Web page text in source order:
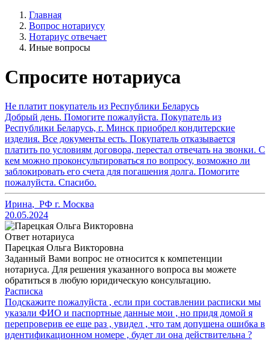
Главная
Вопрос нотариусу
Нотариус отвечает
Иные вопросы
Спросите нотариуса
Не платит покупатель из Республики Беларусь
Добрый день. Помогите пожалуйста. Покупатель из
Республики Беларусь, г. Минск приобрел кондитерские
изделия. Все документы есть. Покупатель отказывается
платить по условиям договора, перестал отвечать на звонки. С
кем можно проконсультироваться по вопросу, возможно ли
заблокировать его счета для погашения долга. Помогите
пожалуйста. Спасибо.
Ирина, РФ г. Москва
20.05.2024
Ответ нотариуса
Парецкая Ольга Викторовна
Заданный Вами вопрос не относится к компетенции
нотариуса. Для решения указанного вопроса вы можете
обратиться в любую юридическую консультацию.
Расписка
Подскажите пожалуйста , если при составлении расписки мы
указали ФИО и паспортные данные мои , но придя домой я
перепроверив ее еще раз , увидел , что там допущена ошибка в
идентификационном номере , будет ли она действительна ?